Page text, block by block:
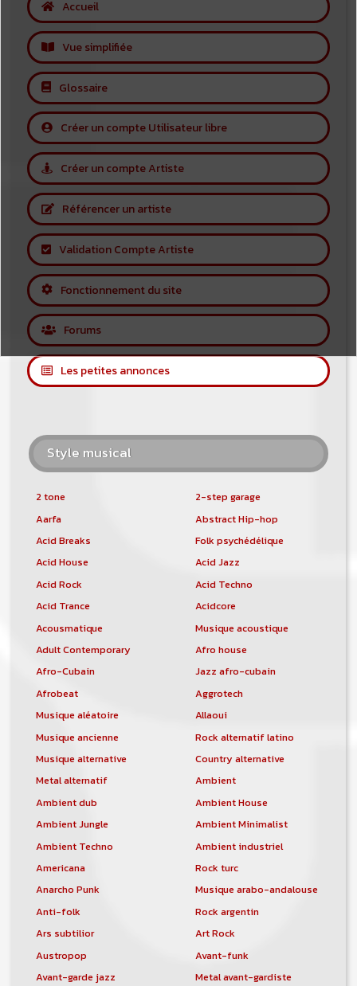
Accueil
Vue simplifiée
Glossaire
Créer un compte Utilisateur libre
Créer un compte Artiste
Référencer un artiste
Validation Compte Artiste
Fonctionnement du site
Forums
Les petites annonces
Style musical
2 tone
2-step garage
Aarfa
Abstract Hip-hop
Acid Breaks
Folk psychédélique
Acid House
Acid Jazz
Acid Rock
Acid Techno
Acid Trance
Acidcore
Acousmatique
Musique acoustique
Adult Contemporary
Afro house
Afro-Cubain
Jazz afro-cubain
Afrobeat
Aggrotech
Musique aléatoire
Allaoui
Musique ancienne
Rock alternatif latino
Musique alternative
Country alternative
Metal alternatif
Ambient
Ambient dub
Ambient House
Ambient Jungle
Ambient Minimalist
Ambient Techno
Ambient industriel
Americana
Rock turc
Anarcho Punk
Musique arabo-andalouse
Anti-folk
Rock argentin
Ars subtilior
Art Rock
Austropop
Avant-funk
Avant-garde jazz
Metal avant-gardiste